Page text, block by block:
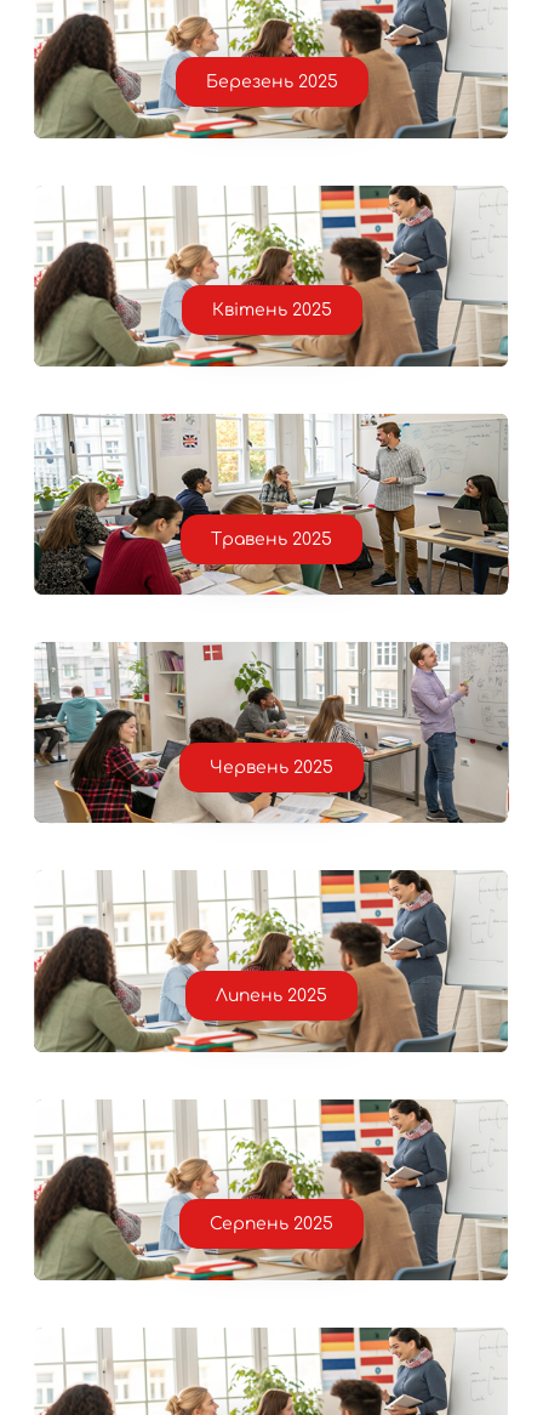
Березень 2025
Квітень 2025
Травень 2025
Червень 2025
Липень 2025
Серпень 2025